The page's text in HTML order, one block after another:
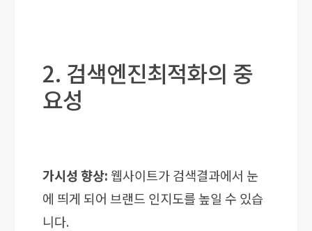
2. 검색엔진최적화의 중
요성
가시성 향상: 웹사이트가 검색결과에서 눈
에 띄게 되어 브랜드 인지도를 높일 수 있습
니다.